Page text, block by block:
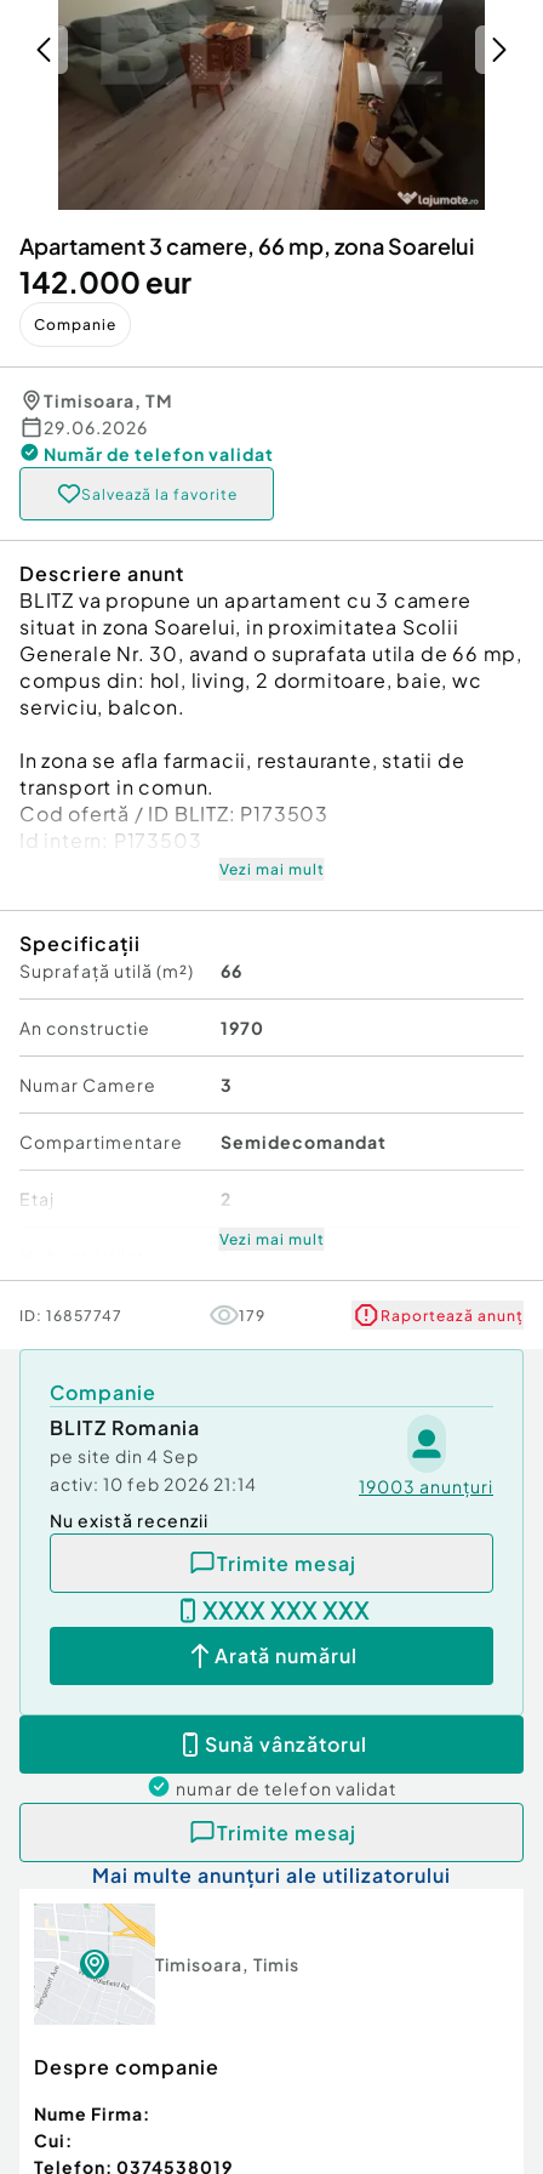
Servicii
Animale de companie
Afaceri și echipamente profesionale
Inchiriere Bunuri si Vehicule
Utilaje agricole si industriale
Piese auto si accesorii
Dacia Duster
Apartament 3 camere, 66 mp, zona Soarelui
142.000 eur
Companie
Timisoara, TM
29.06.2026
Număr de telefon validat
Salvează la favorite
Descriere anunt
BLITZ va propune un apartament cu 3 camere
situat in zona Soarelui, in proximitatea Scolii
Generale Nr. 30, avand o suprafata utila de 66 mp,
compus din: hol, living, 2 dormitoare, baie, wc
serviciu, balcon.
In zona se afla farmacii, restaurante, statii de
transport in comun.
Cod ofertă / ID BLITZ: P173503
Id intern: P173503
Număr Băi:2
Vezi mai mult
Specificații
Suprafață utilă (m²) 66
An constructie 1970
Numar Camere 3
Compartimentare Semidecomandat
Etaj 2
Număr niveluri imobil 4
Comfort
Vezi mai mult
ID: 16857747 179 Raportează anunț
Companie
BLITZ Romania
pe site din 4 Sep
activ: 10 feb 2026 21:14 19003 anunțuri
Nu există recenzii
Trimite mesaj
XXXX XXX XXX
Arată numărul
Sună vânzătorul
numar de telefon validat
Trimite mesaj
Mai multe anunțuri ale utilizatorului
Timisoara, Timis
Despre companie
Nume Firma:
Cui:
Telefon: 0374538019